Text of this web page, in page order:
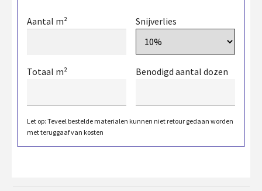
Aantal m² Snijverlies
Totaal m² Benodigd aantal dozen
Let op: Teveel bestelde materialen kunnen niet retour gedaan worden
met teruggaaf van kosten